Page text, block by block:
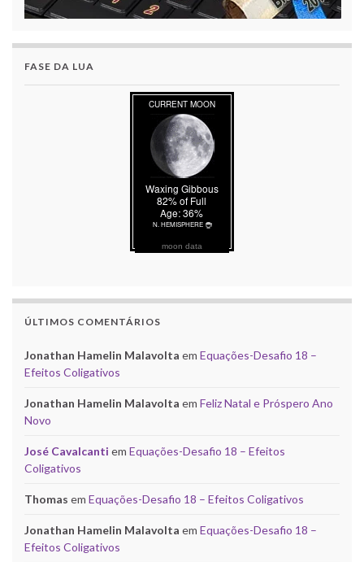
FASE DA LUA
moon data
ÚLTIMOS COMENTÁRIOS
Jonathan Hamelin Malavolta em Equações-Desafio 18 –
Efeitos Coligativos
Jonathan Hamelin Malavolta em Feliz Natal e Próspero Ano
Novo
José Cavalcanti em Equações-Desafio 18 – Efeitos
Coligativos
Thomas em Equações-Desafio 18 – Efeitos Coligativos
Jonathan Hamelin Malavolta em Equações-Desafio 18 –
Efeitos Coligativos